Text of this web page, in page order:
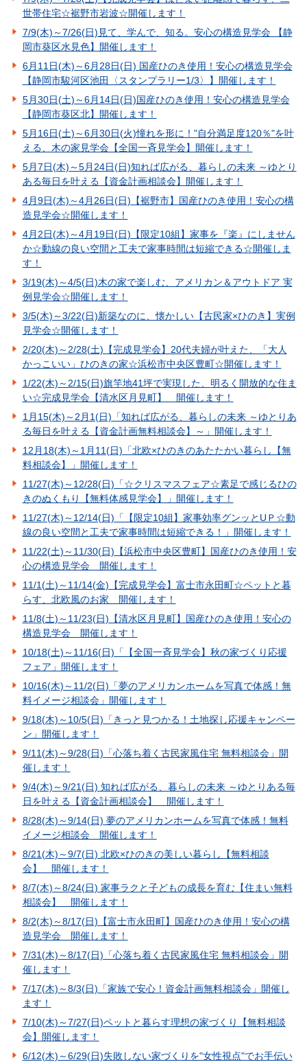
世帯住宅☆裾野市岩波☆開催します！
7/9(木)～7/26(日)見て、学んで、知る。安心の構造見学会 【静
岡市葵区水見色】開催します！
6月11日(木)～6月28日(日) 国産ひのき使用！安心の構造見学会
【静岡市駿河区池田〈スタンプラリー1/3〉】開催します！
5月30日(土)～6月14日(日)国産ひのき使用！安心の構造見学会
【静岡市葵区北】開催します！
5月16日(土)～6月30日(火)憧れを形に！"自分満足度120％"を叶
える、木の家見学会【全国一斉見学会】開催します！
5月7日(木)～5月24日(日)知れば広がる、暮らしの未来 ～ゆとり
ある毎日を叶える【資金計画相談会】開催します！
4月9日(木)～4月26日(日)【裾野市】国産ひのき使用！安心の構
造見学会☆開催します！
4月2日(木)～4月19日(日)【限定10組】家事を『楽』にしません
か☆動線の良い空間と工夫で家事時間は短縮できる☆開催しま
す！
3/19(木)～4/5(日)木の家で楽しむ、アメリカン＆アウトドア 実
例見学会☆開催します！
3/5(木)～3/22(日)新築なのに、懐かしい【古民家×ひのき】実例
見学会☆開催します！
2/20(木)～2/28(土)【完成見学会】20代夫婦が叶えた、「大人
かっこいい」ひのきの家☆浜松市中央区豊町☆開催します！
1/22(木)～2/15(日)旗竿地41坪で実現した、明るく開放的な住ま
い☆完成見学会【清水区月見町】 開催します！
1月15(木)～2月1(日)「知れば広がる、暮らしの未来 ～ゆとりあ
る毎日を叶える【資金計画無料相談会】～」開催します！
12月18(木)～1月11(日)「北欧×ひのきのあたたかい暮らし【無
料相談会】」開催します！
11/27(木)～12/28(日)「☆クリスマスフェア☆素足で感じるひの
きのぬくもり【無料体感見学会】」開催します！
11/27(木)～12/14(日)「【限定10組】家事効率グンッとUＰ☆動
線の良い空間と工夫で家事時間は短縮できる！」開催します！
11/22(土)～11/30(日)【浜松市中央区豊町】国産ひのき使用！安
心の構造見学会 開催します！
11/1(土)～11/14(金)【完成見学会】富士市永田町☆ペットと暮
らす、北欧風のお家 開催します！
11/8(土)～11/23(日)【清水区月見町】国産ひのき使用！安心の
構造見学会 開催します！
10/18(土)～11/16(日)「【全国一斉見学会】秋の家づくり応援
フェア」開催します！
10/16(木)～11/2(日)「夢のアメリカンホームを写真で体感！無
料イメージ相談会」開催します！
9/18(木)～10/5(日)「きっと見つかる！土地探し応援キャンペー
ン」開催します！
9/11(木)～9/28(日)「心落ち着く古民家風住宅 無料相談会」開
催します！
9/4(木)～9/21(日) 知れば広がる、暮らしの未来 ～ゆとりある毎
日を叶える【資金計画相談会】 開催します！
8/28(木)～9/14(日) 夢のアメリカンホームを写真で体感！無料
イメージ相談会 開催します！
8/21(木)～9/7(日) 北欧×ひのきの美しい暮らし【無料相談
会】 開催します！
8/7(木)～8/24(日) 家事ラクと子どもの成長を育む【住まい無料
相談会】 開催します！
8/2(木)～8/17(日)【富士市永田町】国産ひのき使用！安心の構
造見学会 開催します！
7/31(木)～8/17(日)「心落ち着く古民家風住宅 無料相談会」開
催します！
7/17(木)～8/3(日)「家族で安心！資金計画無料相談会」開催し
ます！
7/10(木)～7/27(日)ペットと暮らす理想の家づくり【無料相談
会】開催します！
6/12(木)～6/29(日)失敗しない家づくりを"女性視点"でお手伝い